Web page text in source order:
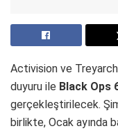
Activision ve
duyuru ile Black Ops
gerçekleştirilecek.
birlikte, Ocak ayında